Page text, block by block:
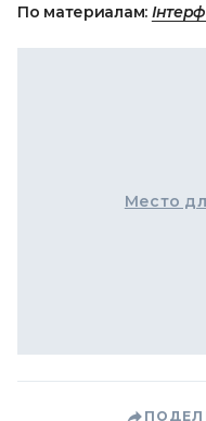
По материалам:
Место